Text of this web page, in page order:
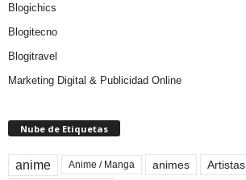
Blogichics
Blogitecno
Blogitravel
Marketing Digital & Publicidad Online
Nube de Etiquetas
anime Anime / Manga animes Artistas